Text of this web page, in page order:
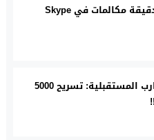
2 مليار دقيقة مكالمات في Skype
خطة شارب المستقبلية: تسريح 5000